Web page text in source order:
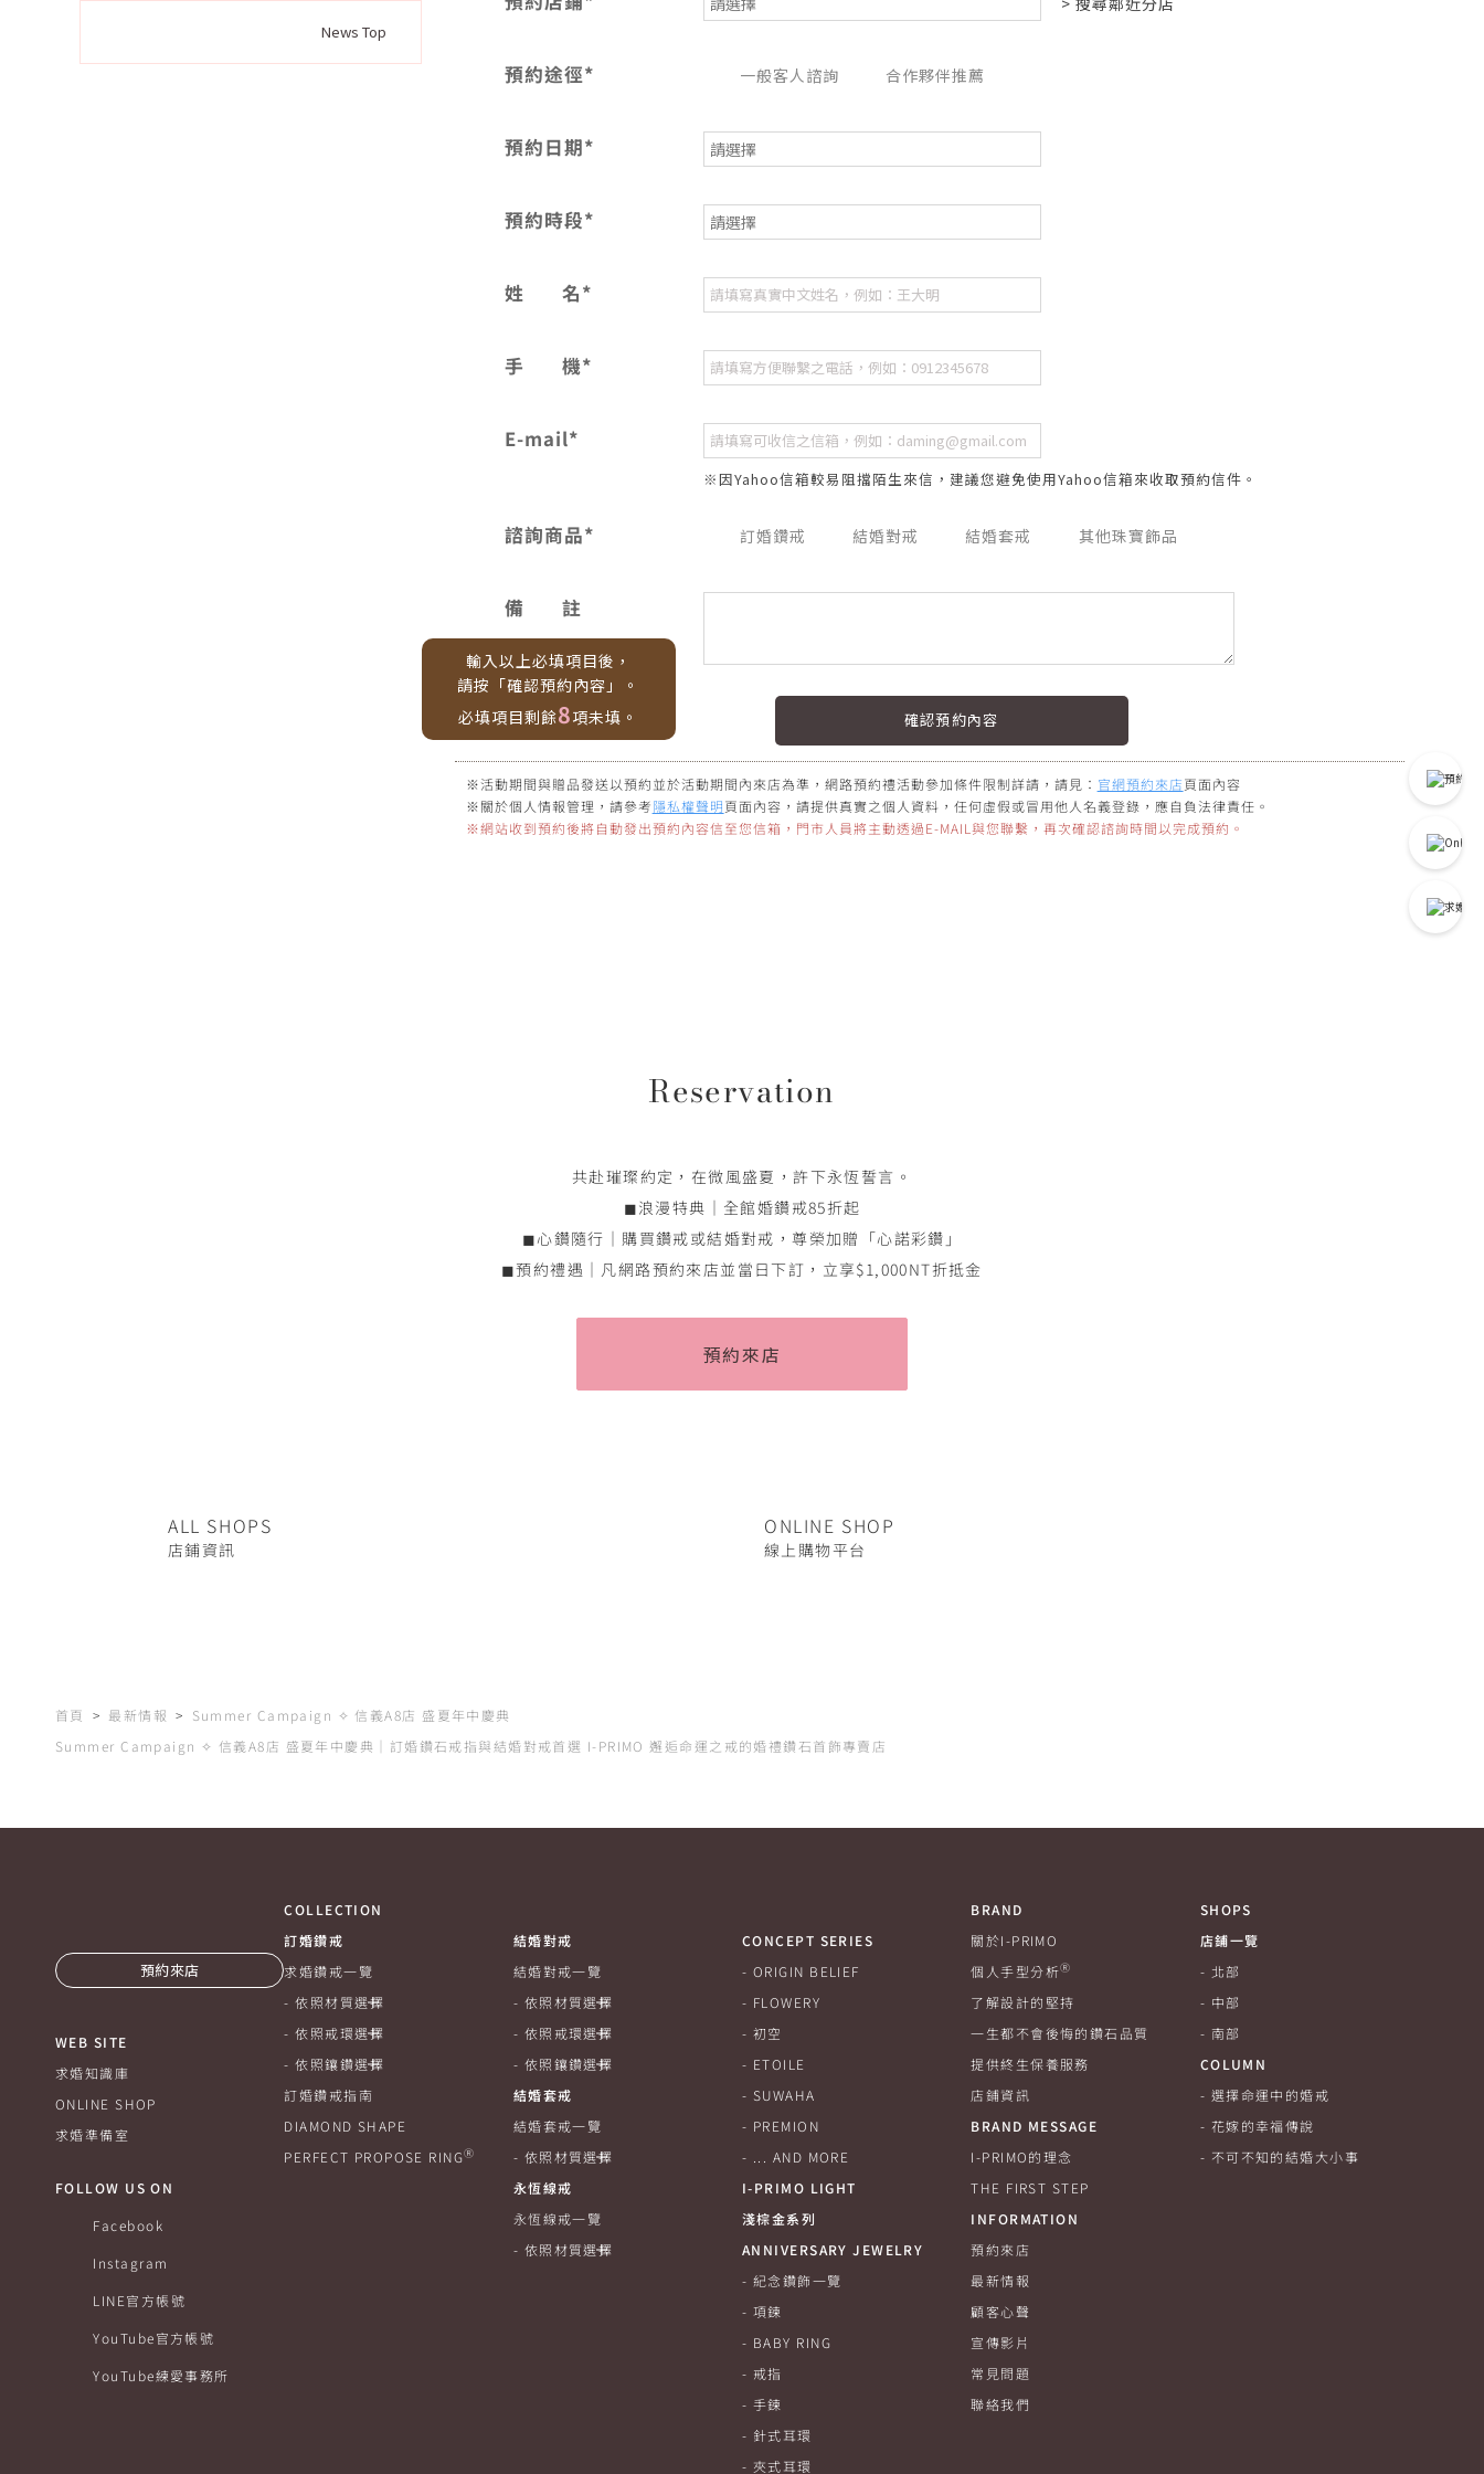
News Top
預約途徑* 一般客人諮詢 合作夥伴推薦
預約日期*
預約時段*
姓 名*
手 機*
E-mail*
※因Yahoo信箱較易阻擋陌生來信，建議您避免使用Yahoo信箱來收取預約信件。
諮詢商品* 訂婚鑽戒 結婚對戒 結婚套戒 其他珠寶飾品
備 註
※活動期間與贈品發送以預約並於活動期間內來店為準，網路預約禮活動參加條件限制詳請，請見： 官網預約來店頁面內容
※關於個人情報管理，請參考隱私權聲明頁面內容，請提供真實之個人資料，任何虛假或冒用他人名義登錄，應自負法律責任。
※網站收到預約後將自動發出預約內容信至您信箱，門市人員將主動透過E-MAIL與您聯繫，再次確認諮詢時間以完成預約。
輸入以上必填項目後，
請按「確認預約內容」。
必填項目剩餘8項未填。
Reservation
共赴璀璨約定，在微風盛夏，許下永恆誓言。
◼浪漫特典｜全館婚鑽戒85折起
◼心鑽隨行｜購買鑽戒或結婚對戒，尊榮加贈「心諾彩鑽」
◼預約禮遇｜凡網路預約來店並當日下訂，立享$1,000NT折抵金
預約來店
ALL SHOPS
店鋪資訊
ONLINE SHOP
線上購物平台
首頁 最新情報
Summer Campaign ✧ 信義A8店 盛夏年中慶典
Summer Campaign ✧ 信義A8店 盛夏年中慶典｜訂婚鑽石戒指與結婚對戒首選 I-PRIMO 邂逅命運之戒的婚禮鑽石首飾專賣店
預約來店
WEB SITE
求婚知識庫
ONLINE SHOP
求婚準備室
FOLLOW US ON
Facebook
Instagram
LINE官方帳號
YouTube官方帳號
YouTube練愛事務所
COLLECTION
訂婚鑽戒
求婚鑽戒一覽
依照材質選擇
依照戒環選擇
依照鑲鑽選擇
訂婚鑽戒指南
DIAMOND SHAPE
PERFECT PROPOSE RINGⓇ
結婚對戒
結婚對戒一覽
依照材質選擇
依照戒環選擇
依照鑲鑽選擇
結婚套戒
結婚套戒一覽
依照材質選擇
永恆線戒
永恆線戒一覽
依照材質選擇
CONCEPT SERIES
ORIGIN BELIEF
FLOWERY
初空
ETOILE
SUWAHA
PREMION
... AND MORE
I-PRIMO LIGHT
淺棕金系列
ANNIVERSARY JEWELRY
紀念鑽飾一覽
項鍊
BABY RING
戒指
手鍊
針式耳環
夾式耳環
BRAND
關於I-PRIMO
個人手型分析Ⓡ
了解設計的堅持
一生都不會後悔的鑽石品質
提供終生保養服務
店鋪資訊
BRAND MESSAGE
I-PRIMO的理念
THE FIRST STEP
INFORMATION
預約來店
最新情報
顧客心聲
宣傳影片
常見問題
聯絡我們
SHOPS
店鋪一覽
北部
中部
南部
COLUMN
選擇命運中的婚戒
花嫁的幸福傳說
不可不知的結婚大小事